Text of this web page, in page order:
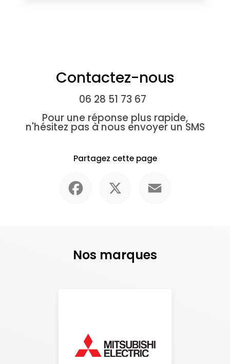
Contactez-nous
06 28 51 73 67
Pour une réponse plus rapide,
n'hésitez pas à nous envoyer un SMS
Partagez cette page
Nos marques